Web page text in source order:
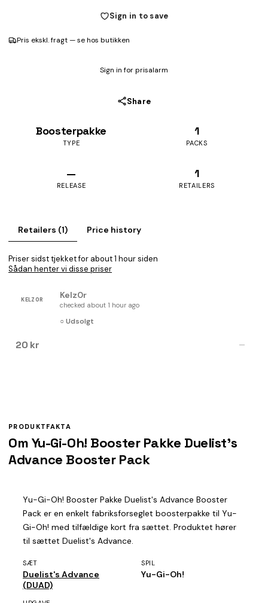
Sign in to save
Pris ekskl. fragt — se hos butikken
Sign in for prisalarm
Share
Boosterpakke
TYPE
1
PACKS
—
RELEASE
1
RETAILERS
Retailers (1) Price history
Priser sidst tjekket for about 1 hour siden
Sådan henter vi disse priser
KELZ0R Kelz0r
checked about 1 hour ago
○ Udsolgt
20 kr —
PRODUKTFAKTA
Om Yu-Gi-Oh! Booster Pakke Duelist's
Advance Booster Pack
Yu-Gi-Oh! Booster Pakke Duelist's Advance Booster
Pack er en enkelt fabriksforseglet boosterpakke til Yu-
Gi-Oh! med tilfældige kort fra sættet. Produktet hører
til sættet Duelist's Advance.
SÆT
Duelist's Advance
(DUAD)
SPIL
Yu-Gi-Oh!